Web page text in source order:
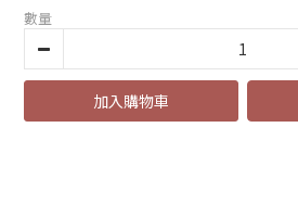
數量
加入購物車